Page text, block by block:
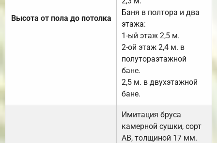
Высота от пола до потолка
Баня в полтора и два
этажа:
1-ый этаж 2,5 м.
2-ой этаж 2,4 м. в
полутораэтажной
бане.
2,5 м. в двухэтажной
бане.
Имитация бруса
камерной сушки, сорт
АВ, толщиной 17 мм.